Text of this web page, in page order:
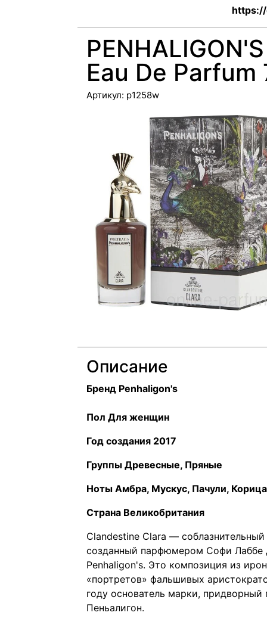
Eau De Parfum
Артикул: p1258w
Описание
Бренд Penhaligon's
Пол Для женщин
Год создания 2017
Группы Древесные, Пряные
Ноты Амбра, Мускус, Пачули,
Страна Великобритания
Clandestine Clara —
созданный парфюмером Софи Лаббе
Penhaligon's. Это композиция из
«портретов» фальшивых
году основатель марки,
Пеньалигон.